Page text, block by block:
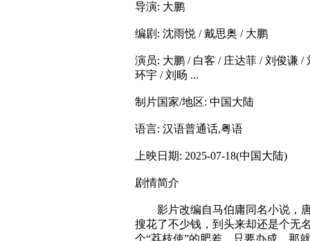
导演: 大鹏
编剧: 沈雨悦 / 戴思奥 / 大鹏
演员: 大鹏 / 白客 / 庄达菲 / 刘俊谦 /
环宇 / 刘旸 ...
制片国家/地区: 中国大陆
语言: 汉语普通话,粤语
上映日期: 2025-07-18(中国大陆)
剧情简介
影片改编自马伯庸同名小说，唐
搜花了不少钱，到头来却还是个无
个“荔枝使”的肥差，只要办成，